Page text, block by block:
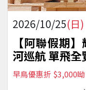
2026/10/25(日)
【阿聯假期
河巡航 單飛
早鳥優惠折 $3,000呦